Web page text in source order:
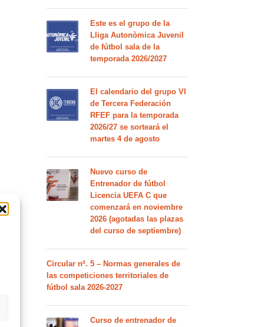
Este es el grupo de la
Lliga Autonòmica Juvenil
de fútbol sala de la
temporada 2026/2027
El calendario del grupo VI
de Tercera Federación
RFEF para la temporada
2026/27 se sorteará el
martes 4 de agosto
Nuevo curso de
Entrenador de fútbol
Licencia UEFA C que
comenzará en noviembre
2026 (agotadas las plazas
del curso de septiembre)
Circular nº. 5 – Normas generales de
las competiciones territoriales de
fútbol sala 2026-2027
Curso de entrenador de